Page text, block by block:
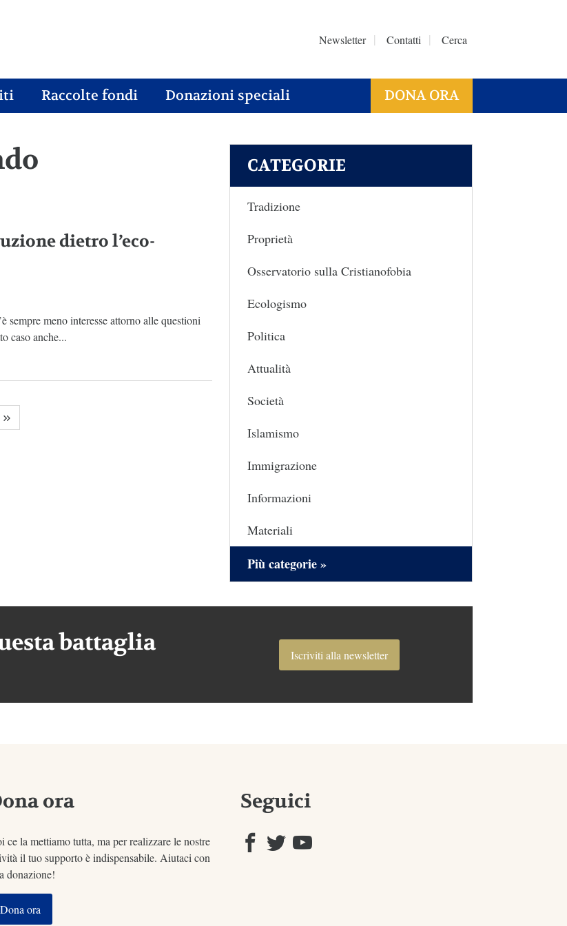
Newsletter Contatti Cerca
Raccolte fondi Donazioni speciali DONA ORA
dietro l’eco-
sempre meno interesse attorno alle questioni
caso anche...
CATEGORIE
Tradizione
Proprietà
Osservatorio sulla Cristianofobia
Ecologismo
Politica
Attualità
Società
Islamismo
Immigrazione
Informazioni
Materiali
Più categorie »
battaglia Iscriviti alla newsletter
ora
ce la mettiamo tutta, ma per realizzare le nostre
il tuo supporto è indispensabile. Aiutaci con
donazione!
Dona ora
Seguici